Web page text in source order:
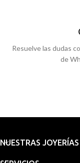
Resuelve las dudas
de
NUESTRAS JOYERÍAS